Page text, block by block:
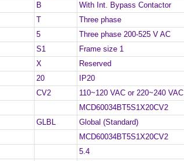
B
With Int. Bypass Contactor
T
Three phase
5
Three phase 200-525 V AC
S1
Frame size 1
X
Reserved
20
IP20
CV2
110~120 VAC or 220~240 VAC
MCD60034BT5S1X20CV2
GLBL
Global (Standard)
MCD60034BT5S1X20CV2
5.4